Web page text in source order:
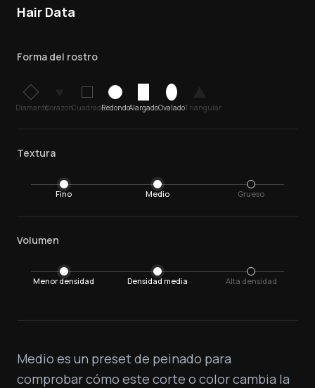
Hair Data
Forma del rostro
DiamanteCorazonCuadradoRedondoAlargadoOvaladoTriangular
Textura
Fino Medio Grueso
Volumen
Menor densidad Densidad media Alta densidad
Medio es un preset de peinado para
comprobar cómo este corte o color cambia la